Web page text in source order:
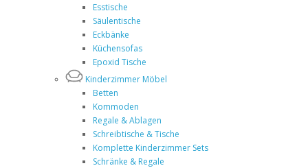
Esstische
Säulentische
Eckbänke
Küchensofas
Epoxid Tische
Kinderzimmer Möbel
Betten
Kommoden
Regale & Ablagen
Schreibtische & Tische
Komplette Kinderzimmer Sets
Schränke & Regale